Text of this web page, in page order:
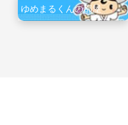
ゆめまるくんの部屋